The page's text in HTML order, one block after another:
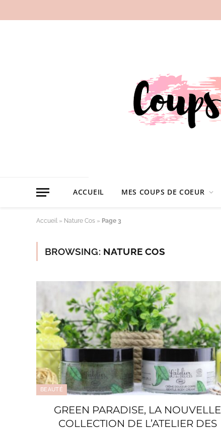
ACCUEIL MES COUPS DE COEUR
Accueil » Nature Cos » Page 3
BROWSING: NATURE COS
BEAUTÉ
GREEN PARADISE, LA NOUVELLE
COLLECTION DE L’ATELIER DES